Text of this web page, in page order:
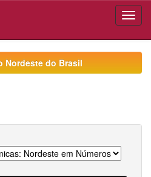
Nordeste do Brasil